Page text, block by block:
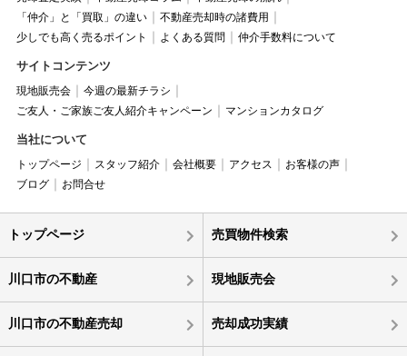
「仲介」と「買取」の違い
不動産売却時の諸費用
少しでも高く売るポイント
よくある質問 仲介手数料について
サイトコンテンツ
現地販売会
今週の最新チラシ
ご友人・ご家族ご友人紹介キャンペーン
マンションカタログ
当社について
トップページ スタッフ紹介 会社概要 アクセス
お客様の声
ブログ
お問合せ
トップページ 売買物件検索
川口市の不動産 現地販売会
川口市の不動産売却 売却成功実績